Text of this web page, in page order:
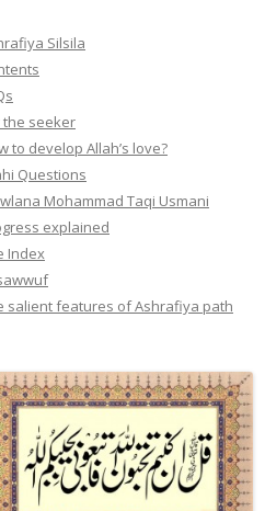
Silsila
the seeker
to develop Allah’s love?
Questions
Mohammad Taqi Usmani
explained
Index
salient features of Ashrafiya path